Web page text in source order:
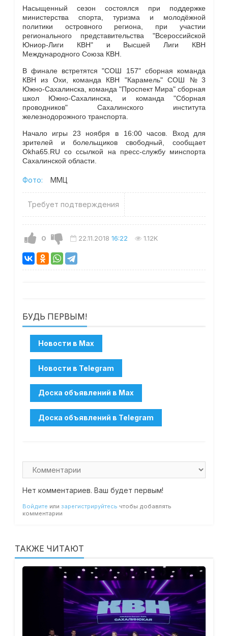
Насыщенный сезон состоялся при поддержке
министерства спорта, туризма и молодёжной
политики островного региона, при участии
регионального представительства "Всероссийской
Юниор-Лиги КВН" и Высшей Лиги КВН
Международного Союза КВН.
В финале встретятся "СОШ 157" сборная команда
КВН из Охи, команда КВН "Карамель" СОШ № 3
Южно-Сахалинска, команда "Проспект Мира" сборная
школ Южно-Сахалинска, и команда "Сборная
проводников" Сахалинского института
железнодорожного транспорта.
Начало игры 23 ноября в 16:00 часов. Вход для
зрителей и болельщиков свободный, сообщает
Okha65.RU со ссылкой на пресс-службу минспорта
Сахалинской области.
Фото: ММЦ
Требует подтверждения
0 22.11.2018 16:22 1.12K
БУДЬ ПЕРВЫМ!
Нет комментариев. Ваш будет первым!
Войдите или зарегистрируйтесь чтобы добавлять
комментарии
ТАКЖЕ ЧИТАЮТ